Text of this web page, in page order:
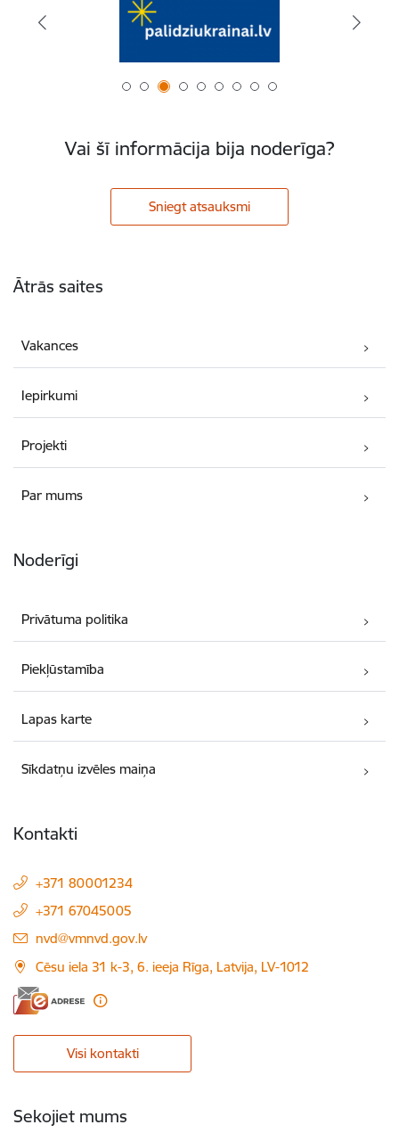
Vai šī informācija bija noderīga?
Sniegt atsauksmi
Ātrās saites
Vakances
Iepirkumi
Projekti
Par mums
Noderīgi
Privātuma politika
Piekļūstamība
Lapas karte
Sīkdatņu izvēles maiņa
Kontakti
+371 80001234
+371 67045005
E-pasts:
nvd@vmnvd.gov.lv
Cēsu iela 31 k-3, 6. ieeja Rīga, Latvija, LV-1012
Visi kontakti
Sekojiet mums